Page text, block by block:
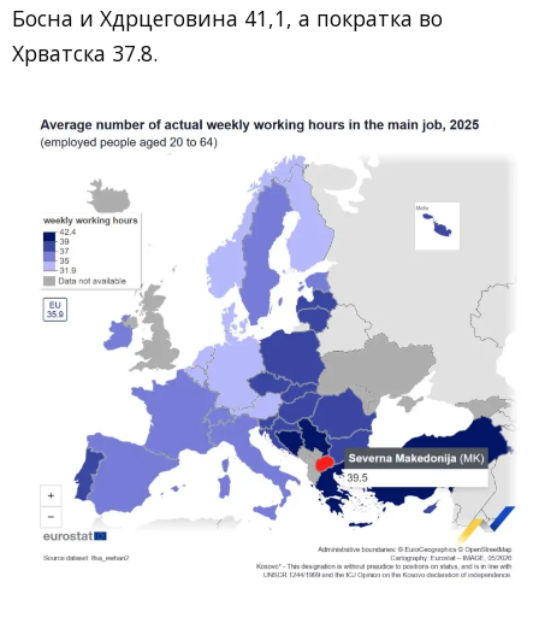
Босна и Хдрцеговина 41,1, а пократка во
Хрватска 37.8.